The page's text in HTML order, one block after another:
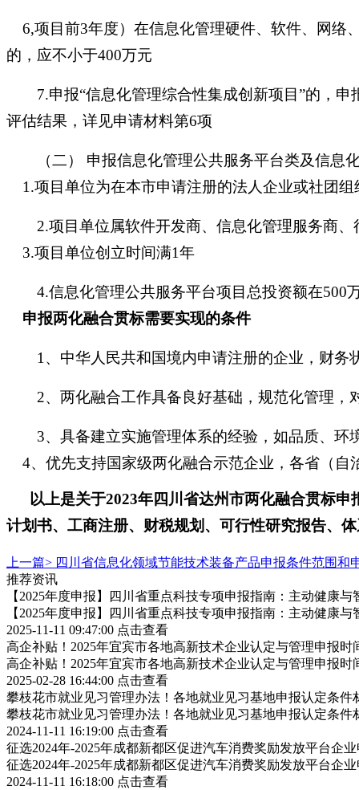
6,项目前3年度）在信息化管理硬件、软件、网络
的，应不小于400万元
7.申报“信息化管理综合性集成创新项目”的，申
评估结果，详见申请材料第6项
（二）
申报信息化管理公共服务平台类及信息
1.项目单位为在本市申请注册的法人企业或社团组
2.项目单位属软件开发商、信息化管理服务商
3.项目单位创立时间满1年
4.信息化管理公共服务平台项目总投资额在500
申报两化融合贯标需要实现的条件
1、中华人民共和国境内申请注册的企业，财务
2、两化融合工作具备良好基础，规范化管理，
3、具备建立实施管理体系的经验，如品质、
4、优先支持国家级两化融合示范企业，各省（
以上是关于2023年四川省达州市两化融合贯标申
计划书、工商注册、财税规划、可行性研究报告、
上一篇> 四川省信息化领域节能技术装备产品申报条件范围和
推荐资讯
【2025年度申报】四川省重点科技专项申报指南：主动健康与
【2025年度申报】四川省重点科技专项申报指南：主动健康与
2025-11-11 09:47:00 点击查看
高企补贴！2025年宜宾市各地高新技术企业认定与管理申报
高企补贴！2025年宜宾市各地高新技术企业认定与管理申报
2025-02-28 16:44:00 点击查看
攀枝花市就业见习管理办法！各地就业见习基地申报认定条件
攀枝花市就业见习管理办法！各地就业见习基地申报认定条件
2024-11-11 16:19:00 点击查看
征选2024年-2025年成都新都区促进汽车消费奖励发放平台企
征选2024年-2025年成都新都区促进汽车消费奖励发放平台企
2024-11-11 16:18:00 点击查看